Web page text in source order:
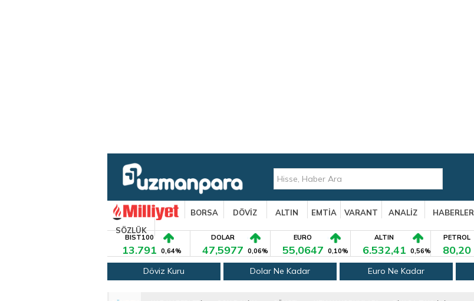
BORSA DÖVİZ ALTIN EMTİA VARANT ANALİZ HABERLER
SÖZLÜK
BIST100
13.791 0,64%
DOLAR
47,5977 0,06%
EURO
55,0647 0,10%
ALTIN
6.532,41 0,56%
PETROL
80,20
Döviz Kuru Dolar Ne Kadar Euro Ne Kadar